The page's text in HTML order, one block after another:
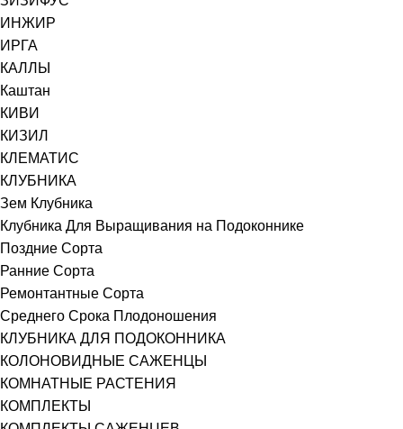
ИНЖИР
ИРГА
КАЛЛЫ
Каштан
КИВИ
КИЗИЛ
КЛЕМАТИС
КЛУБНИКА
Зем Клубника
Клубника Для Выращивания на Подоконнике
Поздние Сорта
Ранние Сорта
Ремонтантные Сорта
Среднего Срока Плодоношения
КЛУБНИКА ДЛЯ ПОДОКОННИКА
КОЛОНОВИДНЫЕ САЖЕНЦЫ
КОМНАТНЫЕ РАСТЕНИЯ
КОМПЛЕКТЫ